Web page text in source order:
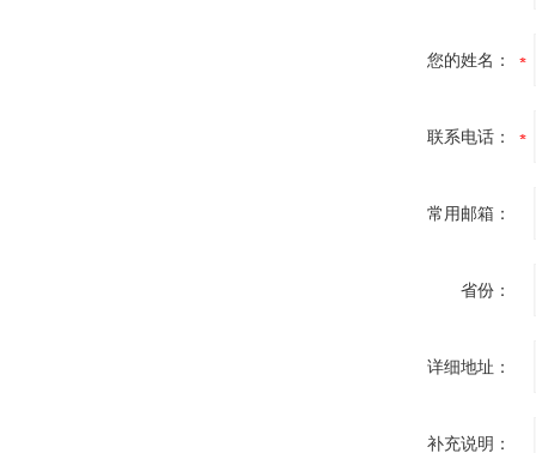
您的姓名：
联系电话：
常用邮箱：
省份：
详细地址：
补充说明：